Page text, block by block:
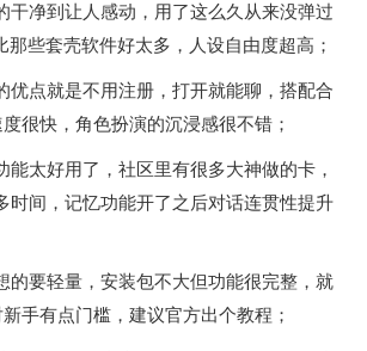
干净到让人感动，用了这么久从来没弹过
那些套壳软件好太多，人设自由度超高；
优点就是不用注册，打开就能聊，搭配合
很快，角色扮演的沉浸感很不错；
能太好用了，社区里有很多大神做的卡，
时间，记忆功能开了之后对话连贯性提升
的要轻量，安装包不大但功能很完整，就
手有点门槛，建议官方出个教程；